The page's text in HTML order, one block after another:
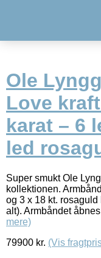
Ole
Love
karat – 6
led
Super smukt Ole
kollektionen.
og 3 x 18 kt.
alt). Armbåndet
mere)
79900 kr. (Vis